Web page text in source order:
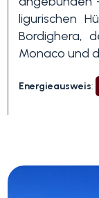
ligurischen
Bordighera,
Monaco und
Energieausweis: